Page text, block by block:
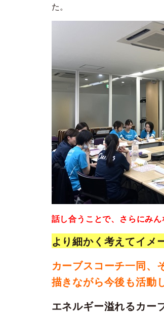
た。
話し合うことで、さらにみ
より細かく考えてイメ
カーブスコーチ一同、
描きながら今後も活動
エネルギー溢れるカー